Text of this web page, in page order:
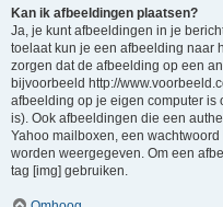
Kan ik afbeeldingen plaatsen?
Ja, je kunt afbeeldingen in je
toelaat kun je een afbeelding naar
zorgen dat de afbeelding op een
bijvoorbeeld http://
afbeelding op je eigen computer
is). Ook afbeeldingen die een
Yahoo mailboxen, een
worden weergegeven. Om een
tag [img] gebruiken.